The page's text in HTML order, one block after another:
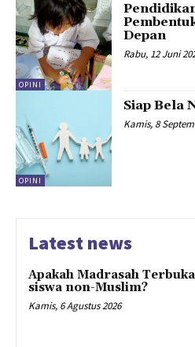
OPINI
Depan
Rabu, 12 Juni
OPINI
Siap Bela
Kamis, 8
Latest news
Apakah Madrasah
siswa non-Muslim?
Kamis, 6 Agustus 2026